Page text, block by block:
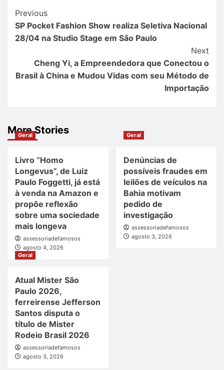
Post
Navigation
Previous
SP Pocket Fashion Show realiza Seletiva Nacional
28/04 na Studio Stage em São Paulo
Next
Cheng Yi, a Empreendedora que Conectou o
Brasil à China e Mudou Vidas com seu Método de
Importação
More Stories
Geral
Livro “Homo
Longevus”, de Luiz
Paulo Foggetti, já está
à venda na Amazon e
propõe reflexão
sobre uma sociedade
mais longeva
assessoriadefamosos
agosto 4, 2026
Geral
Denúncias de
possíveis fraudes em
leilões de veículos na
Bahia motivam
pedido de
investigação
assessoriadefamosos
agosto 3, 2026
Geral
Atual Mister São
Paulo 2026,
ferreirense Jefferson
Santos disputa o
título de Mister
Rodeio Brasil 2026
assessoriadefamosos
agosto 3, 2026